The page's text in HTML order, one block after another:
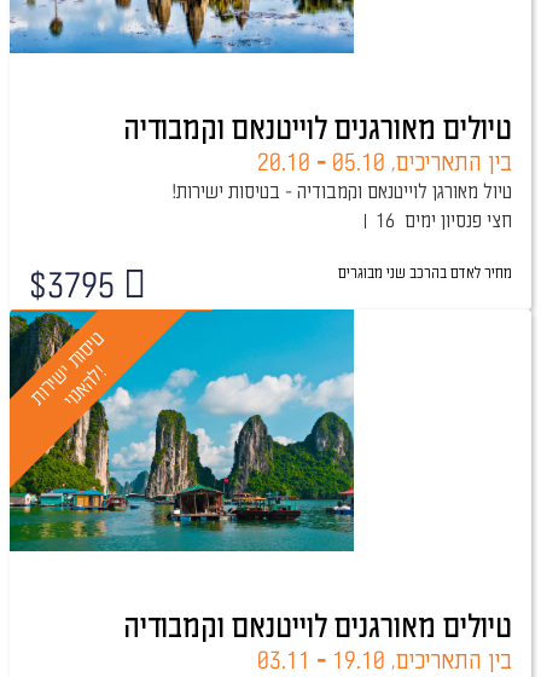
טיולים מאורגנים לוייטנאם וקמבודיה
בין התאריכים, -
20.10
טיול מאורגן לוייטנאם וקמבודיה - בטיסות ישירות!
16 ימים חצי פנסיון
$3795 מחיר לאדם בהרכב שני מבוגרים
ט
י
ס
ו
ת
י
ש
י
ר
ו
ת
ל
ה
א
נ
ו
י
!
טיולים מאורגנים לוייטנאם וקמבודיה
בין התאריכים, -
03.11
טיול מובטח